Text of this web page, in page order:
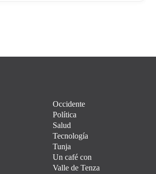
Occidente
Política
Salud
Tecnología
Tunja
Un café con
Valle de Tenza